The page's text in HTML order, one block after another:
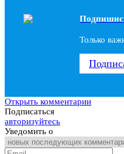
Только
Открыть комментарии
Подписаться
авторизуйтесь
Уведомить о